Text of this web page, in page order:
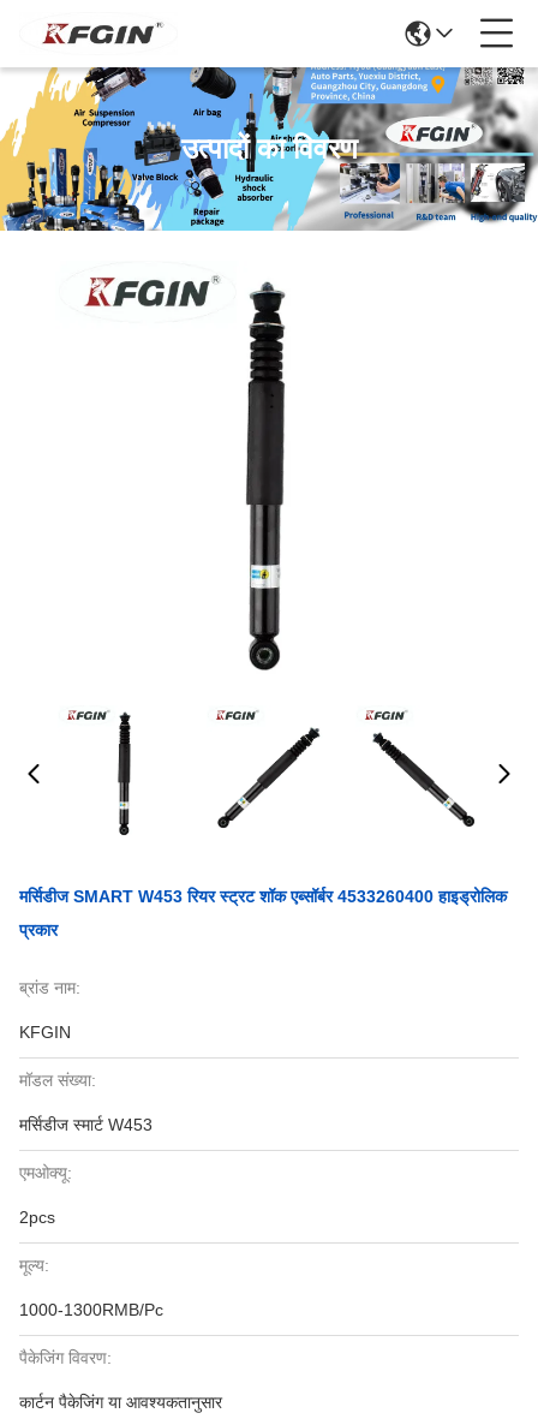
उत्पादों का विवरण
मर्सिडीज SMART W453 रियर स्ट्रट शॉक एब्सॉर्बर 4533260400 हाइड्रोलिक
प्रकार
ब्रांड नाम:
KFGIN
मॉडल संख्या:
मर्सिडीज स्मार्ट W453
एमओक्यू:
2pcs
मूल्य:
1000-1300RMB/Pc
पैकेजिंग विवरण:
कार्टन पैकेजिंग या आवश्यकतानुसार